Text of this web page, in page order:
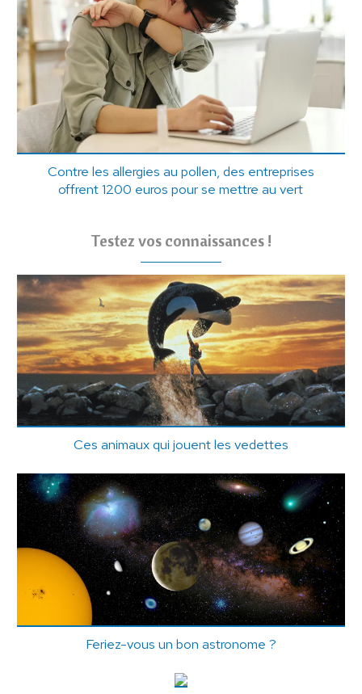
Contre les allergies au pollen, des entreprises
offrent 1200 euros pour se mettre au vert
Testez vos connaissances !
Ces animaux qui jouent les vedettes
Feriez-vous un bon astronome ?